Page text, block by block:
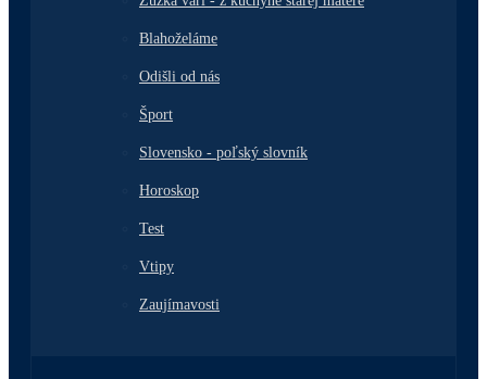
Blahoželáme
Odišli od nás
Šport
Slovensko - poľský slovník
Horoskop
Test
Vtipy
Zaujímavosti